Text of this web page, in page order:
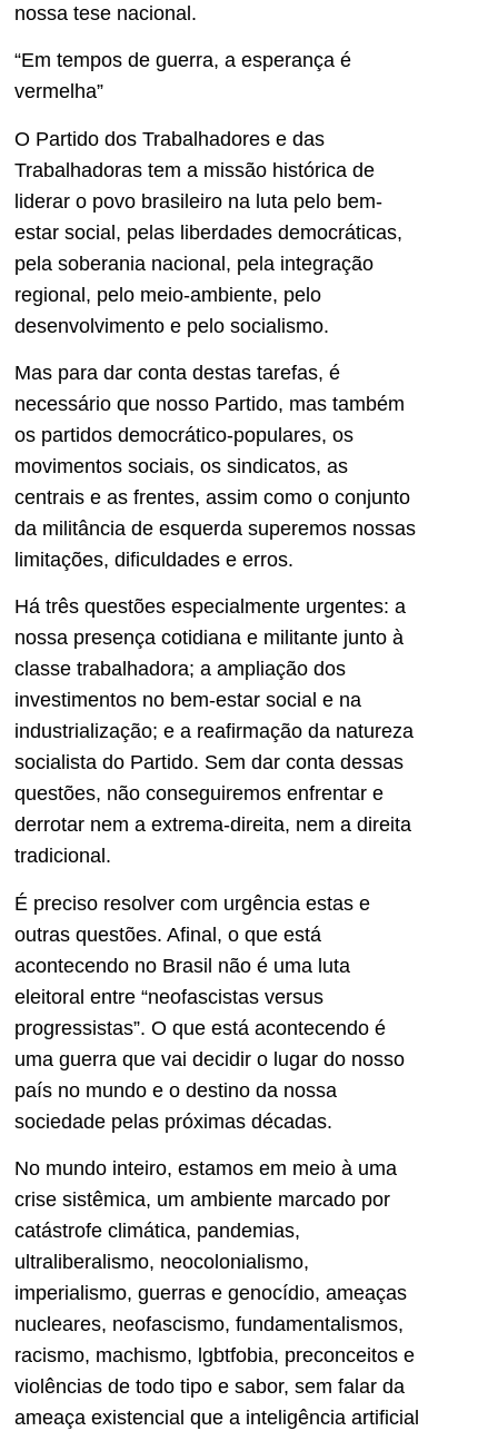
nossa tese nacional.
“Em tempos de guerra, a esperança é
vermelha”
O Partido dos Trabalhadores e das
Trabalhadoras tem a missão histórica de
liderar o povo brasileiro na luta pelo bem-
estar social, pelas liberdades democráticas,
pela soberania nacional, pela integração
regional, pelo meio-ambiente, pelo
desenvolvimento e pelo socialismo.
Mas para dar conta destas tarefas, é
necessário que nosso Partido, mas também
os partidos democrático-populares, os
movimentos sociais, os sindicatos, as
centrais e as frentes, assim como o conjunto
da militância de esquerda superemos nossas
limitações, dificuldades e erros.
Há três questões especialmente urgentes: a
nossa presença cotidiana e militante junto à
classe trabalhadora; a ampliação dos
investimentos no bem-estar social e na
industrialização; e a reafirmação da natureza
socialista do Partido. Sem dar conta dessas
questões, não conseguiremos enfrentar e
derrotar nem a extrema-direita, nem a direita
tradicional.
É preciso resolver com urgência estas e
outras questões. Afinal, o que está
acontecendo no Brasil não é uma luta
eleitoral entre “neofascistas versus
progressistas”. O que está acontecendo é
uma guerra que vai decidir o lugar do nosso
país no mundo e o destino da nossa
sociedade pelas próximas décadas.
No mundo inteiro, estamos em meio à uma
crise sistêmica, um ambiente marcado por
catástrofe climática, pandemias,
ultraliberalismo, neocolonialismo,
imperialismo, guerras e genocídio, ameaças
nucleares, neofascismo, fundamentalismos,
racismo, machismo, lgbtfobia, preconceitos e
violências de todo tipo e sabor, sem falar da
ameaça existencial que a inteligência artificial